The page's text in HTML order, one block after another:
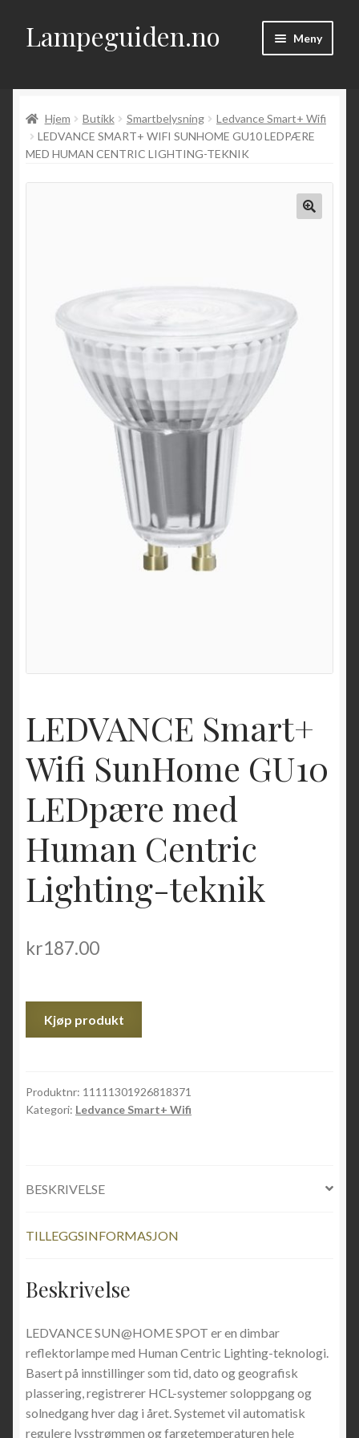
Hopp
til
Hopp
til
Lampeguiden.no Meny
Om
Artikler
Hjem Butikk Smartbelysning
Ledvance Smart+ Wifi
LEDVANCE SMART+ WIFI SUNHOME GU10 LEDPÆRE
MED HUMAN CENTRIC LIGHTING-TEKNIK
LEDVANCE Smart+
Wifi SunHome GU10
LEDpære med
Human Centric
Lighting-teknik
kr187.00
Kjøp produkt
Produktnr: 11111301926818371
Kategori: Ledvance Smart+ Wifi
BESKRIVELSE
TILLEGGSINFORMASJON
Beskrivelse
LEDVANCE SUN@HOME SPOT er en dimbar
reflektorlampe med Human Centric Lighting-teknologi.
Basert på innstillinger som tid, dato og geografisk
plassering, registrerer HCL-systemer soloppgang og
solnedgang hver dag i året. Systemet vil automatisk
regulere lysstrømmen og fargetemperaturen hele